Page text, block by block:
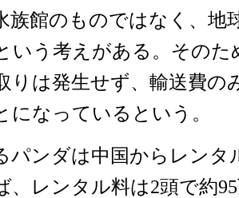
族館のものではなく、地
いう考えがある。そのた
りは発生せず、輸送費の
になっているという。
パンダは中国からレン
、レンタル料は2頭で約